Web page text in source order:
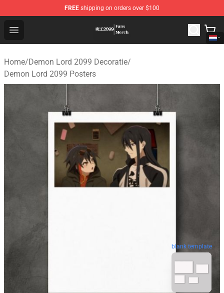
FREE shipping on orders over $100
Open menu
Demon Lord 2099 Store - Official Demon Lord 2099
Home/Demon Lord 2099 Decoratie/
Demon Lord 2099 Posters
blank template